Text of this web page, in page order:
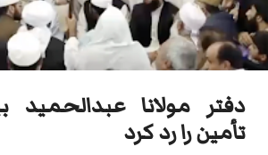
دفتر مولانا عبدالحمید
تأمین را رد کرد